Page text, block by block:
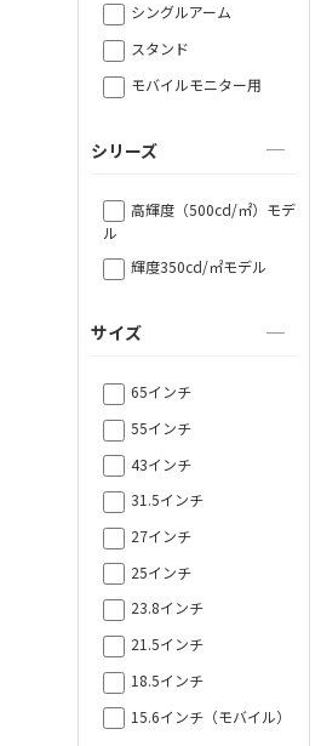
シングルアーム
スタンド
モバイルモニター用
シリーズ
高輝度（500cd/㎡）モデ
ル
輝度350cd/㎡モデル
サイズ
65インチ
55インチ
43インチ
31.5インチ
27インチ
25インチ
23.8インチ
21.5インチ
18.5インチ
15.6インチ（モバイル）